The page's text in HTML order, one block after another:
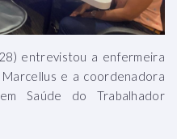
entrevistou a enfermeira
e a coordenadora
Saúde do Trabalhador